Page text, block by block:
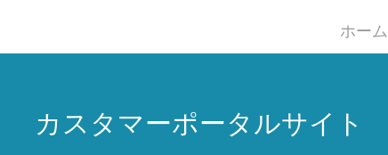
ホーム
カスタマーポータルサイト